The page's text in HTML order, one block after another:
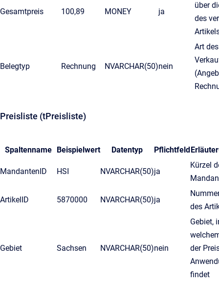
Gesamtpreis 100,89 MONEY ja
über
des
Belegtyp Rechnung NVARCHAR(50)nein
Art des
Preisliste (tPreisliste)
Spaltenname Beispielwert Datentyp Pflichtfeld
MandantenID HSI NVARCHAR(50)ja
Kürzel
ArtikelID 5870000 NVARCHAR(50)ja
des
Gebiet Sachsen NVARCHAR(50)nein
Gebiet,
der
findet